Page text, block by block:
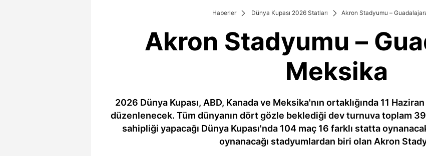
Haberler Dünya Kupası 2026 Statları Akron Stadyumu –
Akron Stadyumu –
Meksika
2026 Dünya Kupası, ABD, Kanada ve Meksika'nın ortaklığında 11
düzenlenecek. Tüm dünyanın dört gözle beklediği dev turnuva toplam
sahipliği yapacağı Dünya Kupası'nda 104 maç 16 farklı statta
oynanacağı stadyumlardan biri olan Akron